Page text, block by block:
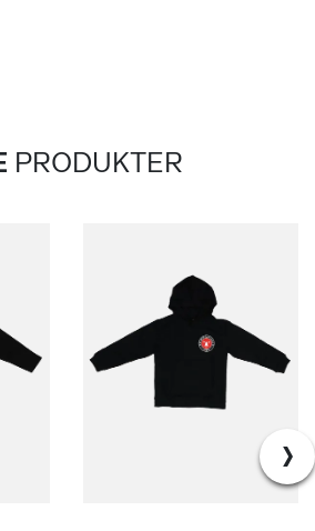
PRODUKTER
›